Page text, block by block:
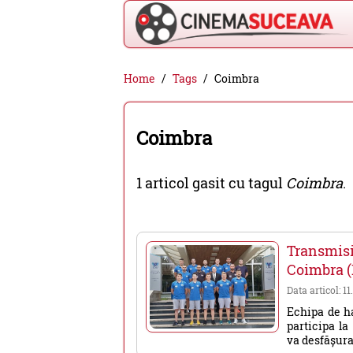
Cinema
Suceava
-
filme
cinema,
evenimente
din
Suceava
Home Tags Coimbra
Coimbra
1 articol gasit cu tagul Coimbra.
Coimbra
Data articol:
Echipa de
participa la
va